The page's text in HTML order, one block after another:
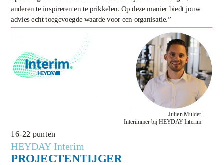
anderen te inspireren en te prikkelen. Op deze manier biedt jouw
advies echt toegevoegde waarde voor een organisatie.”
Julien Mulder
Interimmer bij HEYDAY Interim
16-22 punten
HEYDAY Interim
PROJECTENTIJGER